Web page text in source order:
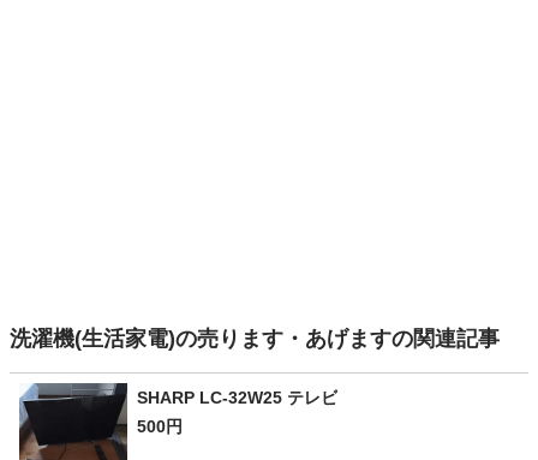
洗濯機(生活家電)の売ります・あげますの関連記事
SHARP LC-32W25 テレビ
500円